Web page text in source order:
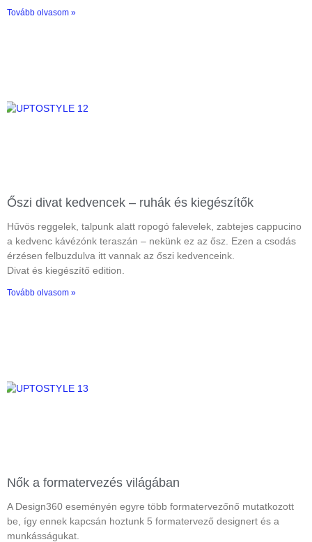
Tovább olvasom »
Őszi divat kedvencek – ruhák és kiegészítők
Hűvös reggelek, talpunk alatt ropogó falevelek, zabtejes cappucino
a kedvenc kávézónk teraszán – nekünk ez az ősz. Ezen a csodás
érzésen felbuzdulva itt vannak az őszi kedvenceink.
Divat és kiegészítő edition.
Tovább olvasom »
Nők a formatervezés világában
A Design360 eseményén egyre több formatervezőnő mutatkozott
be, így ennek kapcsán hoztunk 5 formatervező designert és a
munkásságukat.